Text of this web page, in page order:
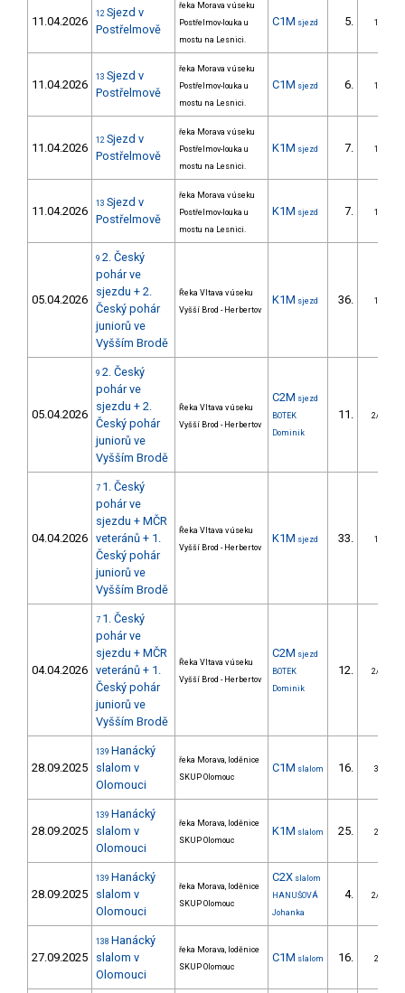
11.04.2026
12 Sjezd v
Postřelmově
řeka Morava v úseku
Postřelmov-louka u
mostu na Lesnici.
C1M sjezd 5. 1/ZS
11.04.2026
13 Sjezd v
Postřelmově
řeka Morava v úseku
Postřelmov-louka u
mostu na Lesnici.
C1M sjezd 6. 1/ZS
11.04.2026
12 Sjezd v
Postřelmově
řeka Morava v úseku
Postřelmov-louka u
mostu na Lesnici.
K1M sjezd 7. 1/ZS
11.04.2026
13 Sjezd v
Postřelmově
řeka Morava v úseku
Postřelmov-louka u
mostu na Lesnici.
K1M sjezd 7. 1/ZS
05.04.2026
9 2. Český
pohár ve
sjezdu + 2.
Český pohár
juniorů ve
Vyšším Brodě
Řeka Vltava v úseku
Vyšší Brod - Herbertov
K1M sjezd 36. 1/ZS
05.04.2026
9 2. Český
pohár ve
sjezdu + 2.
Český pohár
juniorů ve
Vyšším Brodě
Řeka Vltava v úseku
Vyšší Brod - Herbertov
C2M sjezd
BOTEK
Dominik
11. 2/DM
04.04.2026
7 1. Český
pohár ve
sjezdu + MČR
veteránů + 1.
Český pohár
juniorů ve
Vyšším Brodě
Řeka Vltava v úseku
Vyšší Brod - Herbertov
K1M sjezd 33. 1/ZS
04.04.2026
7 1. Český
pohár ve
sjezdu + MČR
veteránů + 1.
Český pohár
juniorů ve
Vyšším Brodě
Řeka Vltava v úseku
Vyšší Brod - Herbertov
C2M sjezd
BOTEK
Dominik
12. 2/DM
28.09.2025
139 Hanácký
slalom v
Olomouci
řeka Morava, loděnice
SKUP Olomouc
C1M slalom 16. 3/ZS
28.09.2025
139 Hanácký
slalom v
Olomouci
řeka Morava, loděnice
SKUP Olomouc
K1M slalom 25. 2/ZS
28.09.2025
139 Hanácký
slalom v
Olomouci
řeka Morava, loděnice
SKUP Olomouc
C2X slalom
HANUŠOVÁ
Johanka
4. 2/DM
27.09.2025
138 Hanácký
slalom v
Olomouci
řeka Morava, loděnice
SKUP Olomouc
C1M slalom 16. 2/ZS